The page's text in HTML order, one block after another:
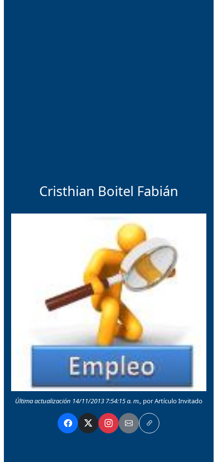
Cristhian Boitel Fabián
Última actualización 14/11/2013 7:54:15 a. m., por Artículo Invitado